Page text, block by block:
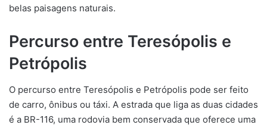
belas paisagens naturais.
Percurso entre Teresópolis e
Petrópolis
O percurso entre Teresópolis e Petrópolis pode ser feito
de carro, ônibus ou táxi. A estrada que liga as duas cidades
é a BR-116, uma rodovia bem conservada que oferece uma